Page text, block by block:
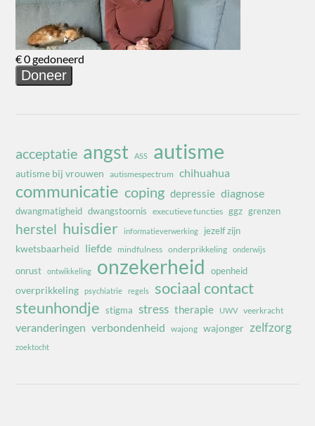
acceptatie angst ASS autisme
autisme bij vrouwen autismespectrum chihuahua
communicatie coping depressie diagnose
dwangmatigheid dwangstoornis executieve functies ggz grenzen
herstel huisdier informatieverwerking jezelf zijn
kwetsbaarheid liefde mindfulness onderprikkeling onderwijs
onrust ontwikkeling onzekerheid openheid
overprikkeling psychiatrie regels
sociaal contact
steunhondje stigma stress therapie UWV veerkracht
veranderingen verbondenheid wajong wajonger zelfzorg
zoektocht